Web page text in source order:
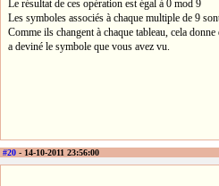
Le résultat de ces opération est égal à 0 mod 9
Les symboles associés à chaque multiple de 9
Comme ils changent à chaque tableau, cela
a deviné le symbole que vous avez vu.
#20 - 14-10-2011 23:56:00